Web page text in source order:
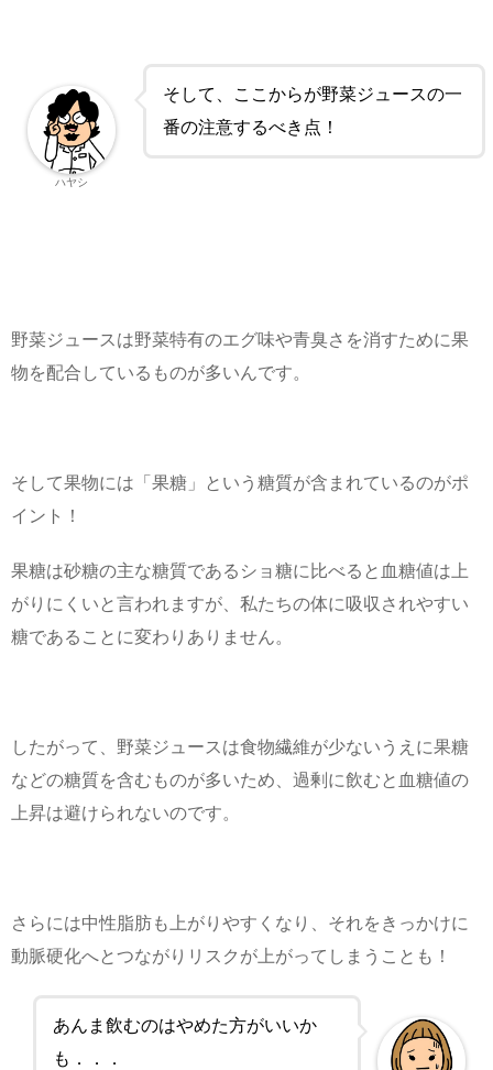
そして、ここからが野菜ジュースの一
番の注意するべき点！
ハヤシ
野菜ジュースは野菜特有のエグ味や青臭さを消すために果
物を配合しているものが多いんです。
そして果物には「果糖」という糖質が含まれているのがポ
イント！
果糖は砂糖の主な糖質であるショ糖に比べると血糖値は上
がりにくいと言われますが、私たちの体に吸収されやすい
糖であることに変わりありません。
したがって、野菜ジュースは食物繊維が少ないうえに果糖
などの糖質を含むものが多いため、過剰に飲むと血糖値の
上昇は避けられないのです。
さらには中性脂肪も上がりやすくなり、それをきっかけに
動脈硬化へとつながりリスクが上がってしまうことも！
あんま飲むのはやめた方がいいか
も．．．